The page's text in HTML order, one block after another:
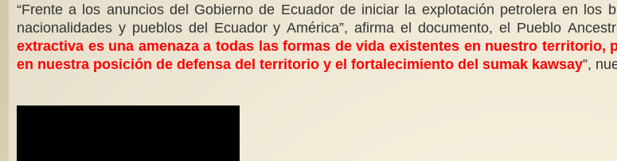
“Frente a los anuncios del Gobierno de Ecuador de iniciar la explotación petrolera en
nacionalidades y pueblos del Ecuador y América”, afirma el documento, el Pueblo
extractiva es una amenaza a todas las formas de vida existentes en nuestro
en nuestra posición de defensa del territorio y el fortalecimiento del sumak kawsay”,